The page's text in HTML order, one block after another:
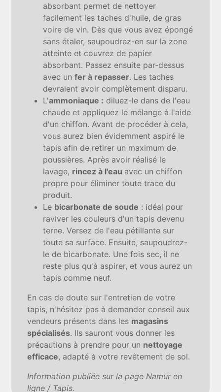
absorbant permet de nettoyer
facilement les taches d'huile, de gras
voire de vin. Dès que vous avez épongé
sans étaler, saupoudrez-en sur la zone
atteinte et couvrez de papier
absorbant. Passez ensuite par-dessus
avec unfer à repasser. Les taches
devraient avoir complètement disparu.
L'ammoniaque : diluez-le dans de l'eau
chaude et appliquez le mélange à l'aide
d'un chiffon. Avant de procéder à cela,
vous aurez bien évidemment aspiré le
tapis afin de retirer un maximum de
poussières. Après avoir réalisé le
lavage, rincez à l'eau avec un chiffon
propre pour éliminer toute trace du
produit.
Le bicarbonate de soude : idéal pour
raviver les couleurs d'un tapis devenu
terne. Versez de l'eau pétillante sur
toute sa surface. Ensuite, saupoudrez-
le de bicarbonate. Une fois sec, il ne
reste plus qu'à aspirer, et vous aurez un
tapis comme neuf.
En cas de doute sur l'entretien de votre
tapis, n'hésitez pas à demander conseil aux
vendeurs présents dans les magasins
spécialisés. Ils sauront vous donner les
précautions à prendre pour un nettoyage
efficace, adapté à votre revêtement de sol.
Information publiée sur la page Namur en
ligne / Tapis.